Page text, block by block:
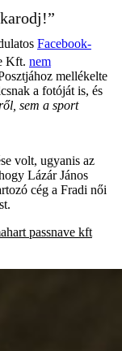
Facebook-
Kft. nem
mellékelte
a fotóját is, és
sem a sport
volt, ugyanis az
Lázár János
cég a Fradi női
passnave kft